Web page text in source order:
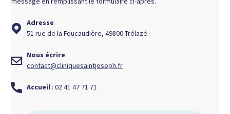
Adresse
51 rue de la Foucaudière, 49800 Trélazé
Nous écrire
contact@cliniquesaintjoseph.fr
Accueil : 02 41 47 71 71